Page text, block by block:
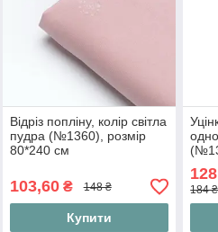
Відріз попліну, колір світла
пудра (№1360), розмір
80*240 см
103,60₴ 148 ₴
Купити
184